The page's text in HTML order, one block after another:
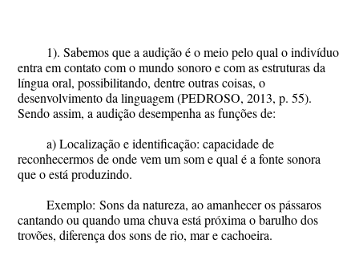
1). Sabemos que a audição é o meio pelo qual o indivíduo
entra em contato com o mundo sonoro e com as estruturas da
língua oral, possibilitando, dentre outras coisas, o
desenvolvimento da linguagem (PEDROSO, 2013, p. 55).
Sendo assim, a audição desempenha as funções de:
a) Localização e identificação: capacidade de
reconhecermos de onde vem um som e qual é a fonte sonora
que o está produzindo.
Exemplo: Sons da natureza, ao amanhecer os pássaros
cantando ou quando uma chuva está próxima o barulho dos
trovões, diferença dos sons de rio, mar e cachoeira.